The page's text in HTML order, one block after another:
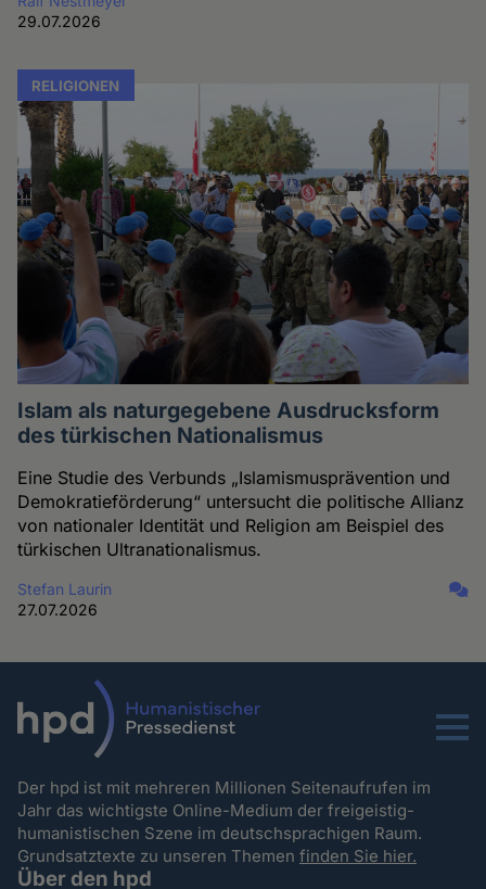
29.07.2026
RELIGIONEN
Islam als naturgegebene Ausdrucksform
des türkischen Nationalismus
Eine Studie des Verbunds „Islamismusprävention und
Demokratieförderung“ untersucht die politische Allianz
von nationaler Identität und Religion am Beispiel des
türkischen Ultranationalismus.
Stefan Laurin
27.07.2026
Menu
Der hpd ist mit mehreren Millionen Seitenaufrufen im
Jahr das wichtigste Online-Medium der freigeistig-
humanistischen Szene im deutschsprachigen Raum.
Grundsatztexte zu unseren Themenfinden Sie hier.
Über den hpd